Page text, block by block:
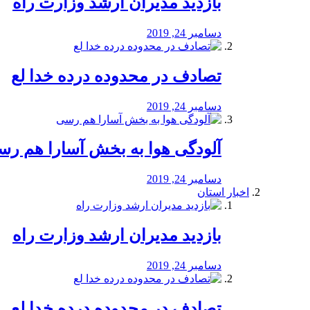
دسامبر 24, 2019
تصادف در محدوده درده خدا لع
دسامبر 24, 2019
آلودگی هوا به بخش آسارا هم
دسامبر 24, 2019
اخبار استان
بازدید مدیران ارشد وزارت راه
دسامبر 24, 2019